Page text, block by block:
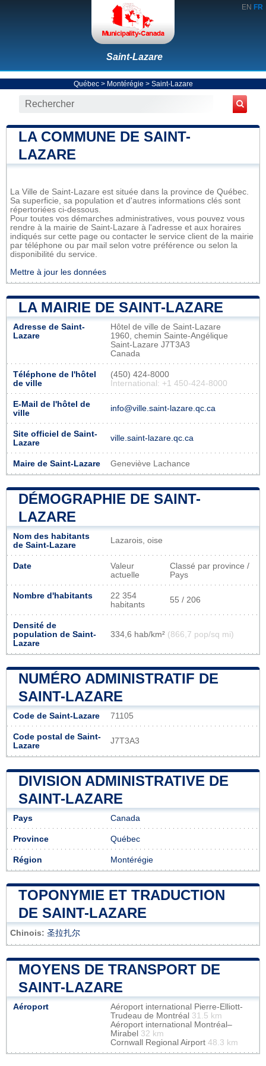
EN FR
Saint-Lazare
Québec> Montérégie > Saint-Lazare
LA COMMUNE DE SAINT-
LAZARE
La Ville de Saint-Lazare est située dans la province de Québec.
Sa superficie, sa population et d'autres informations clés sont
répertoriées ci-dessous.
Pour toutes vos démarches administratives, vous pouvez vous
rendre à la mairie de Saint-Lazare à l'adresse et aux horaires
indiqués sur cette page ou contacter le service client de la mairie
par téléphone ou par mail selon votre préférence ou selon la
disponibilité du service.
Mettre à jour les données
LA MAIRIE DE SAINT-LAZARE
Adresse de Saint-
Lazare
Hôtel de ville de Saint-Lazare
1960, chemin Sainte-Angélique
Saint-Lazare J7T3A3
Canada
Téléphone de l'hôtel
de ville
(450) 424-8000
International: +1 450-424-8000
E-Mail de l'hôtel de
ville
info@ville.saint-lazare.qc.ca
Site officiel de Saint-
Lazare
ville.saint-lazare.qc.ca
Maire de Saint-Lazare Geneviève Lachance
DÉMOGRAPHIE DE SAINT-
LAZARE
Nom des habitants
de Saint-Lazare
Lazarois, oise
Date
Valeur
actuelle
Classé par province /
Pays
Nombre d'habitants
22 354
habitants
55 / 206
Densité de
population de Saint-
Lazare
334,6 hab/km² (866,7 pop/sq mi)
NUMÉRO ADMINISTRATIF DE
SAINT-LAZARE
Code de Saint-Lazare 71105
Code postal de Saint-
Lazare
J7T3A3
DIVISION ADMINISTRATIVE DE
SAINT-LAZARE
Pays Canada
Province Québec
Région Montérégie
TOPONYMIE ET TRADUCTION
DE SAINT-LAZARE
Chinois: 圣拉扎尔
MOYENS DE TRANSPORT DE
SAINT-LAZARE
Aéroport
Aéroport international Pierre-Elliott-
Trudeau de Montréal 31.5 km
Aéroport international Montréal–
Mirabel 32 km
Cornwall Regional Airport 48.3 km